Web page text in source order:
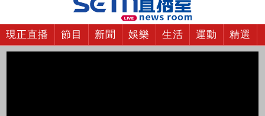
現正直播 節目 新聞 娛樂 生活 運動 精選